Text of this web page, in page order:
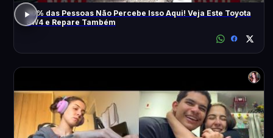
90% das Pessoas Não Percebe Isso Aqui! Veja Este Toyota
SW4 e Repare Também